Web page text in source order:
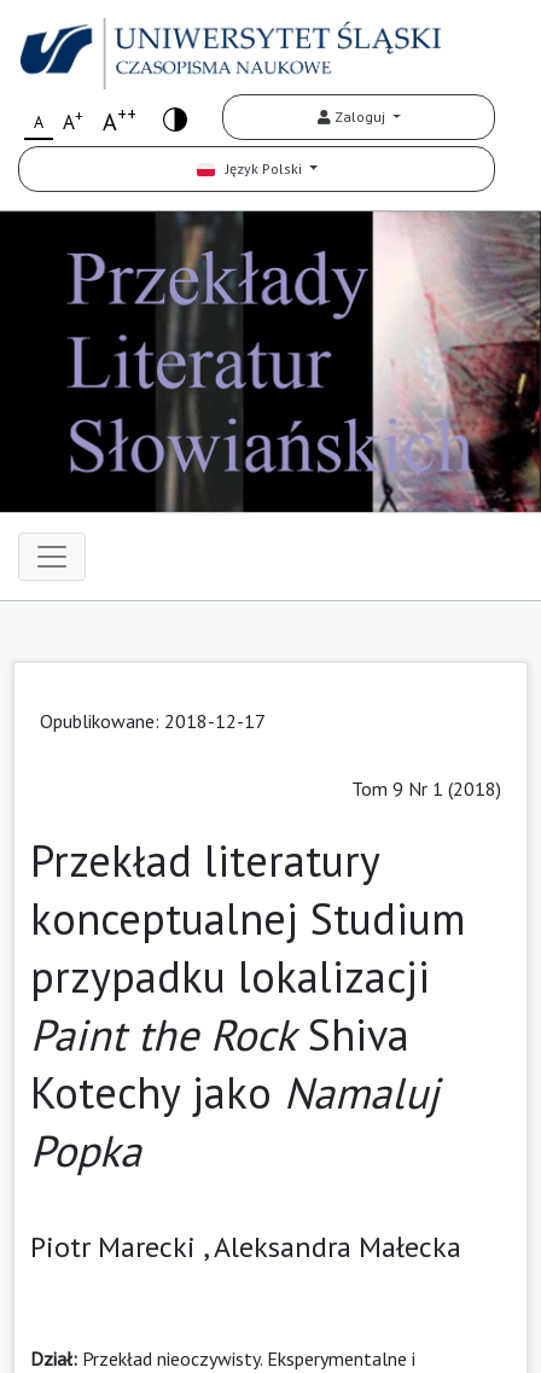
A A+ A++ Zaloguj
Język Polski
Opublikowane: 2018-12-17
Tom 9 Nr 1 (2018)
Przekład literatury
konceptualnej Studium
przypadku lokalizacji
Paint the RockShiva
Kotechy jako Namaluj
Popka
Piotr Marecki ,Aleksandra Małecka
Dział: Przekład nieoczywisty. Eksperymentalne i